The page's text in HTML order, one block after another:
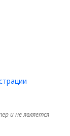
и не является